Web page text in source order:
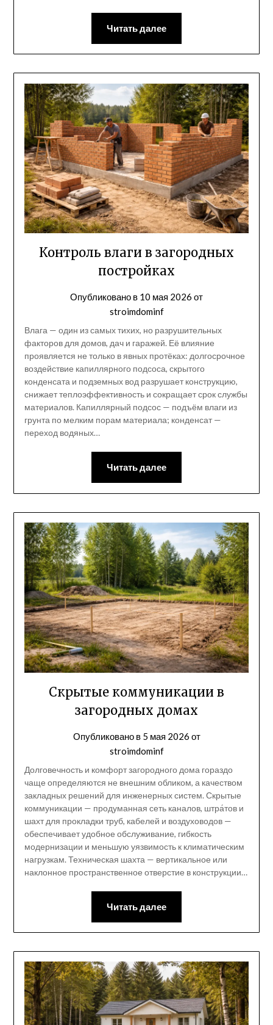
Читать далее
Контроль влаги в загородных
постройках
Опубликовано в 10 мая 2026 от
stroimdominf
Влага — один из самых тихих, но разрушительных
факторов для домов, дач и гаражей. Её влияние
проявляется не только в явных протёках: долгосрочное
воздействие капиллярного подсоса, скрытого
конденсата и подземных вод разрушает конструкцию,
снижает теплоэффективность и сокращает срок службы
материалов. Капиллярный подсос — подъём влаги из
грунта по мелким порам материала; конденсат —
переход водяных…
Читать далее
Скрытые коммуникации в
загородных домах
Опубликовано в 5 мая 2026 от
stroimdominf
Долговечность и комфорт загородного дома гораздо
чаще определяются не внешним обликом, а качеством
закладных решений для инженерных систем. Скрытые
коммуникации — продуманная сеть каналов, штра́тов и
шахт для прокладки труб, кабелей и воздуховодов —
обеспечивает удобное обслуживание, гибкость
модернизации и меньшую уязвимость к климатическим
нагрузкам. Техническая шахта — вертикальное или
наклонное пространственное отверстие в конструкции…
Читать далее